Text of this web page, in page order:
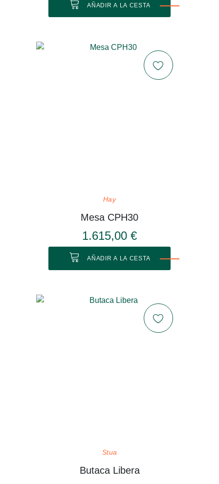
AÑADIR A LA CESTA
Hay
Mesa CPH30
1.615,00 €
AÑADIR A LA CESTA
Stua
Butaca Libera